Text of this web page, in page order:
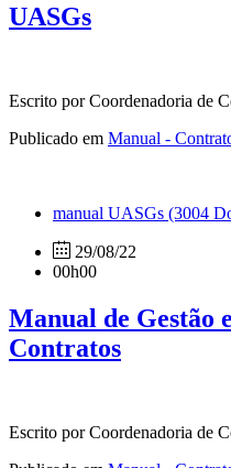
UASGs
Escrito por Coordenadoria de
Publicado em Manual -
manual UASGs (3004
29/08/22
00h00
Manual de Gestão
Contratos
Escrito por Coordenadoria de